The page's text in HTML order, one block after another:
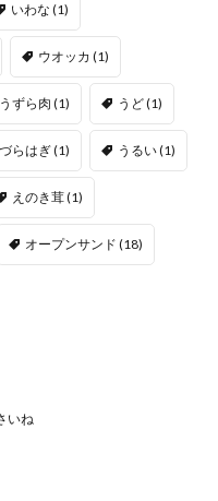
いわな (1)
ウオッカ (1)
うずら肉 (1) うど(1)
らはぎ(1) うるい(1)
えのき茸(1)
オープンサンド (18)
いね